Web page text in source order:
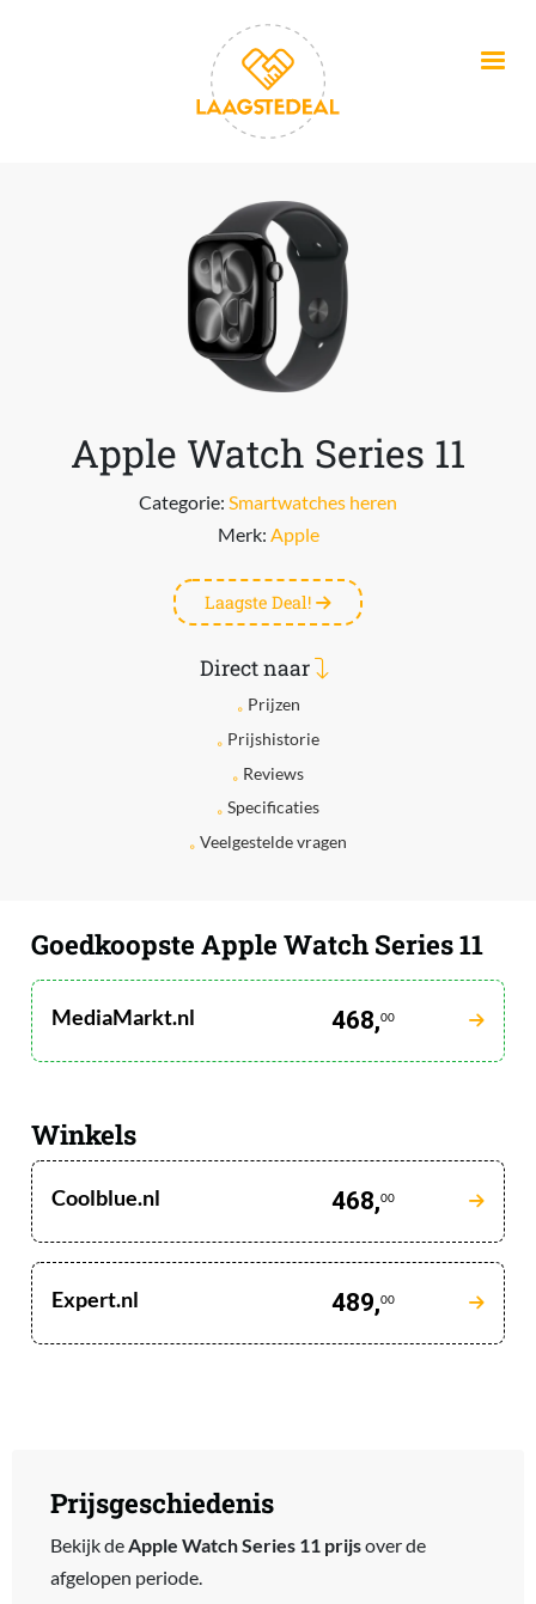
Apple Watch Series 11
Categorie: Smartwatches heren
Merk: Apple
Laagste Deal!
Direct naar
Prijzen
Prijshistorie
Reviews
Specificaties
Veelgestelde vragen
Goedkoopste Apple Watch Series 11
MediaMarkt.nl 468,00
Winkels
Coolblue.nl 468,00
Expert.nl 489,00
Prijsgeschiedenis
Bekijk deApple Watch Series 11 prijsover de
afgelopen periode.